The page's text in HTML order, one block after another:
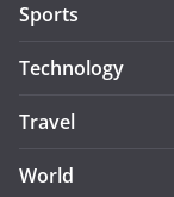
Sports
Technology
Travel
World